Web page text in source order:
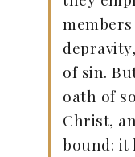
of sin.
oath of
Christ,
bound: it